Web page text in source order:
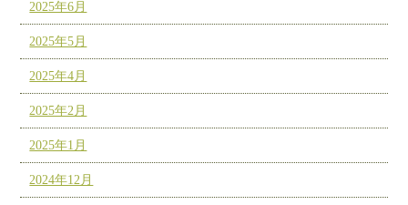
2025年6月
2025年5月
2025年4月
2025年2月
2025年1月
2024年12月